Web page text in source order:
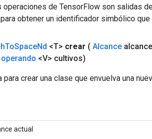
operaciones de TensorFlow son salidas
obtener un identificador simbólico
ToSpaceNd <T> crear ( Alcance alcance
operando <V> cultivos)
crear una clase que envuelva una
actual